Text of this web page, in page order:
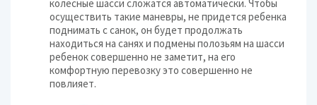
колесные шасси сложатся автоматически. Чтобы
осуществить такие маневры, не придется ребенка
поднимать с санок, он будет продолжать
находиться на санях и подмены полозьям на шасси
ребенок совершенно не заметит, на его
комфортную перевозку это совершенно не
повлияет.